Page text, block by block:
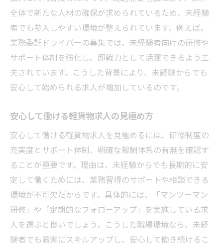
全体で新たな人材の確保が求められているため、未経験
者でも参入しやすい環境が整えられています。例えば、
業務委託ドライバーの募集では、未経験者向けの研修や
サポート体制を強化し、即戦力として活躍できるよう工
夫されています。こうした背景により、未経験からでも
安心して始められる求人が増加しているのです。
安心して働ける軽貨物求人の見極め方
安心して働ける軽貨物求人を見極めるには、研修制度の
充実度とサポート体制、明確な報酬体系の有無を確認す
ることが重要です。理由は、未経験からでも長期的に安
定して働くためには、業務習得のサポートや相談できる
環境が不可欠だからです。具体的には、「マンツーマン
研修」や「定期的なフォローアップ」を実施している求
人を選ぶと良いでしょう。こうした職場環境なら、未経
験者でも着実にスキルアップし、安心して働き続けるこ